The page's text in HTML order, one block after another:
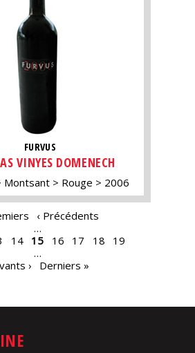
FURVUS
VINYES DOMENECH
Montsant Rouge 2006
‹ Précédents
…
14 15 16 17 18
19
…
›
Derniers »